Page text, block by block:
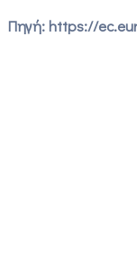
Πηγή: https://